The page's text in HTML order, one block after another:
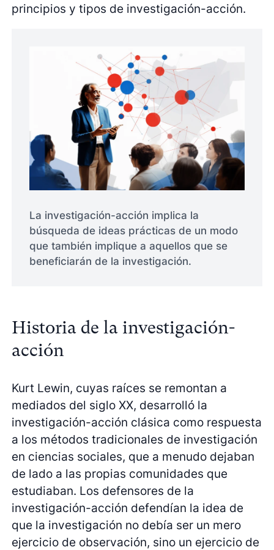
principios y tipos de investigación-acción.
La investigación-acción implica la
búsqueda de ideas prácticas de un modo
que también implique a aquellos que se
beneficiarán de la investigación.
Historia de la investigación-
acción
Kurt Lewin, cuyas raíces se remontan a
mediados del siglo XX, desarrolló la
investigación-acción clásica como respuesta
a los métodos tradicionales de investigación
en ciencias sociales, que a menudo dejaban
de lado a las propias comunidades que
estudiaban. Los defensores de la
investigación-acción defendían la idea de
que la investigación no debía ser un mero
ejercicio de observación, sino un ejercicio de